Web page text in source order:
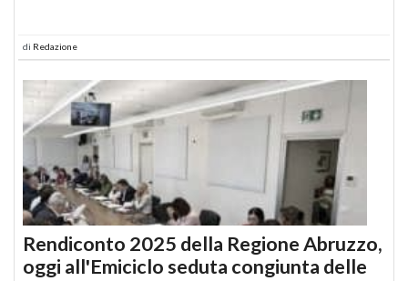
di Redazione
Rendiconto 2025 della Regione Abruzzo,
oggi all'Emiciclo seduta congiunta delle